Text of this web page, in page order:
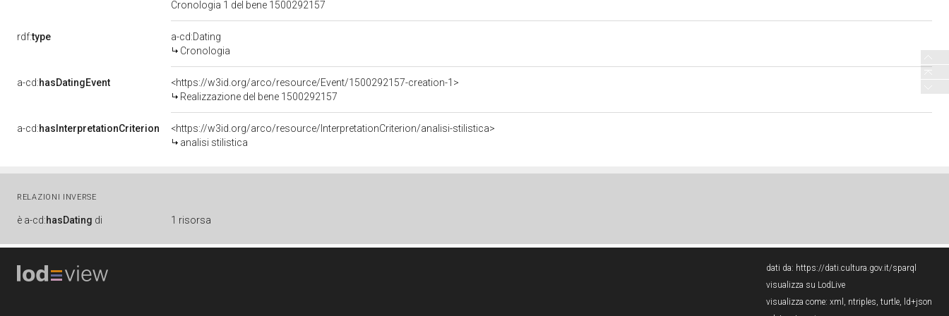
Cronologia 1 del bene 1500292157
rdf:type
a-cd:Dating
Cronologia
a-cd:hasDatingEvent
<https://w3id.org/arco/resource/Event/1500292157-creation-1>
Realizzazione del bene 1500292157
a-cd:hasInterpretationCriterion
<https://w3id.org/arco/resource/InterpretationCriterion/analisi-stilistica>
analisi stilistica
RELAZIONI INVERSE
è a-cd:hasDating di 1 risorsa
dati da: https://dati.cultura.gov.it/sparql
visualizza su LodLive
visualizza come: xml , ntriples, turtle, ld+json